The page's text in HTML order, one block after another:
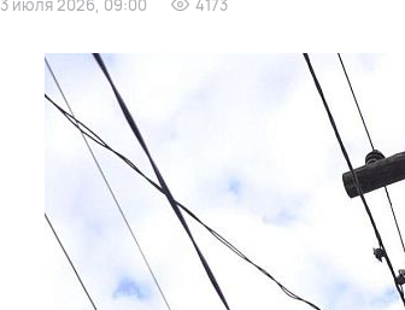
3 июля 2026, 09:00 4173